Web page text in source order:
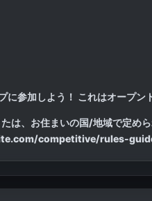
に参加しよう！ これはオープ
は、お住まいの国/地域で定め
competitive/rules-